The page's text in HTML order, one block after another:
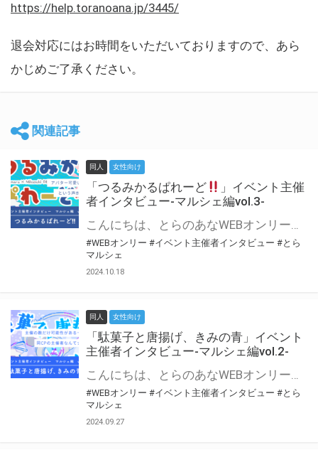
https://help.toranoana.jp/3445/
退会対応にはお時間をいただいておりますので、あら
かじめご了承ください。
関連記事
同人 女性向け
「つるみかるぱれーど
」イベント主催
者インタビュー-マルシェ編vol.3-
こんにちは、とらのあなWEBオンリー運営スタッフです。 新たにお届けする、イベント主催者インタビュー-マルシェ編-は、 とらのあなWEBオンリー「マルシェ」をご利用した主催様に 「マルシェ」を使って開催した感想や心がけをお聞きする企画です。 今回は、WEBオンリー初開催「つるみかるぱれーど
#WEBオンリー #イベント主催者インタビュー #とら
マルシェ
2024.10.18
同人 女性向け
「駄菓子と唐揚げ、きみの青」イベント
主催者インタビュー-マルシェ編vol.2-
こんにちは、とらのあなWEBオンリー運営スタッフです。 新たにお届けする、イベント主催者インタビュー-マルシェ編-は、 とらのあなWEBオンリー「マルシェ」をご利用の主催様に 「マルシェ」を使ってイベントを開催した感想や心がけをお聞きする企画です。 今回は、WEBオンリー初開催「駄菓子と唐揚げ、きみの青」より、 主催のぎこ六屋様にお話を伺いました。 協力：ぎこ六屋様／イベント公式Twitter（@krkgwks） とらのあなWEBオンリー「マルシェ」とは？ WEBオンリーでリアルタイムでコミュニケーションがとれるオンライン会場です。
#WEBオンリー #イベント主催者インタビュー #とら
マルシェ
2024.09.27